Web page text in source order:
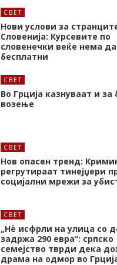
СВЕТ
Нови услови за
Словенија: Курсевите по
словенечки веќе нема
бесплатни
СВЕТ
Во Грција казнуваат и за
возење
СВЕТ
Нов опасен тренд:
регрутираат тинејџери
социјални мрежи за
СВЕТ
„Нѐ исфрли на улица со
задржа 290 евра“: српско
семејство тврди дека
драма на одмор во